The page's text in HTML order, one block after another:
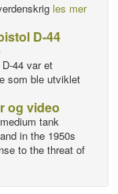
les mer
D-44
44 var et
som ble utviklet
og video
tank
in the 1950s
to the threat of